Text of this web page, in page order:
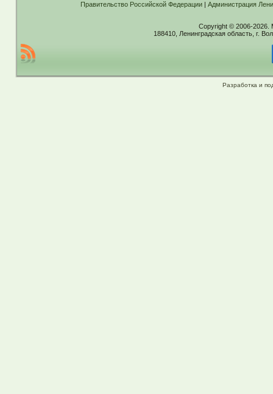
Правительство Российской Федерации| Администрация
Copyright © 2006-2026.
188410, Ленинградская область, г.
Разработка и